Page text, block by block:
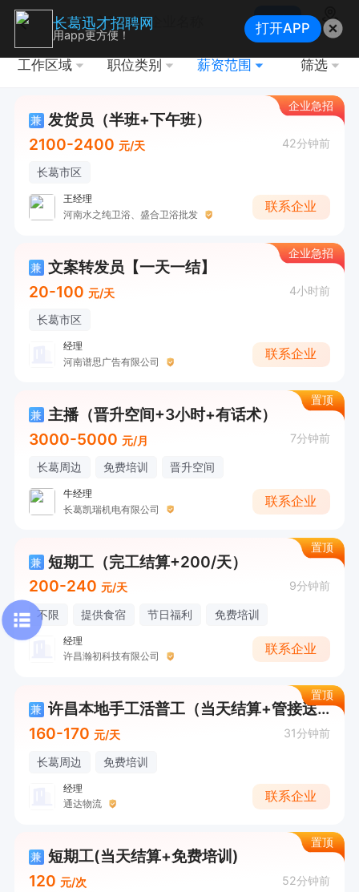
搜索
地图
工作区域 职位类别 薪资范围 筛选
企业急招
兼 发货员（半班+下午班）
2100-2400 元/天 42分钟前
长葛市区
王经理
河南水之纯卫浴、盛合卫浴批发
联系企业
企业急招
兼 文案转发员【一天一结】
20-100 元/天 4小时前
长葛市区
经理
河南谱思广告有限公司
联系企业
置顶
兼 主播（晋升空间+3小时+有话术）
3000-5000 元/月 7分钟前
长葛周边 免费培训 晋升空间
牛经理
长葛凯瑞机电有限公司
联系企业
置顶
兼 短期工（完工结算+200/天）
200-240 元/天 9分钟前
不限 提供食宿 节日福利 免费培训
经理
许昌瀚初科技有限公司
联系企业
置顶
兼
许昌本地手工活普工（当天结算+管接送+长白班）
160-170 元/天 31分钟前
长葛周边 免费培训
经理
通达物流
联系企业
置顶
兼 短期工(当天结算+免费培训)
120 元/次 52分钟前
长葛迅才招聘网
用app更方便！ 打开APP